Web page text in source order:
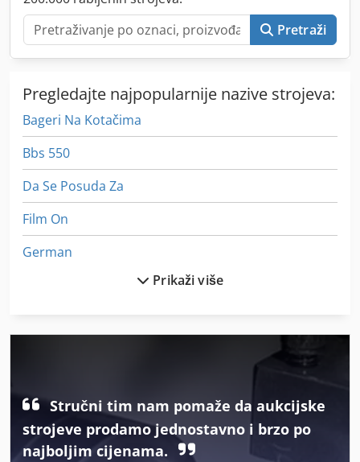
Pretraži
Pregledajte najpopularnije nazive strojeva:
Bageri Na Kotačima
Bbs 550
Da Se Posuda Za
Film On
German
Kontejneri Za
Okvir Za
Prikaži više
Stručni tim nam pomaže da aukcijske
strojeve prodamo jednostavno i brzo po
najboljim cijenama.